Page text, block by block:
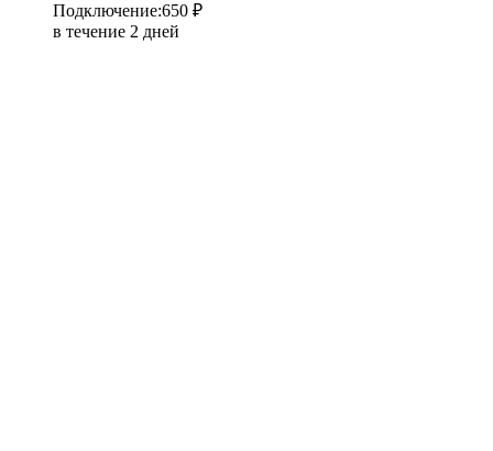
Подключение:650 ₽
в течение 2 дней